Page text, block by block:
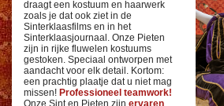
draagt een kostuum en haarwerk
zoals je dat ook ziet in de
Sinterklaasfilms en in het
Sinterklaasjournaal. Onze Pieten
zijn in rijke fluwelen kostuums
gestoken. Speciaal ontworpen met
aandacht voor elk detail. Kortom:
een prachtig plaatje dat u niet mag
missen! Professioneel teamwork!